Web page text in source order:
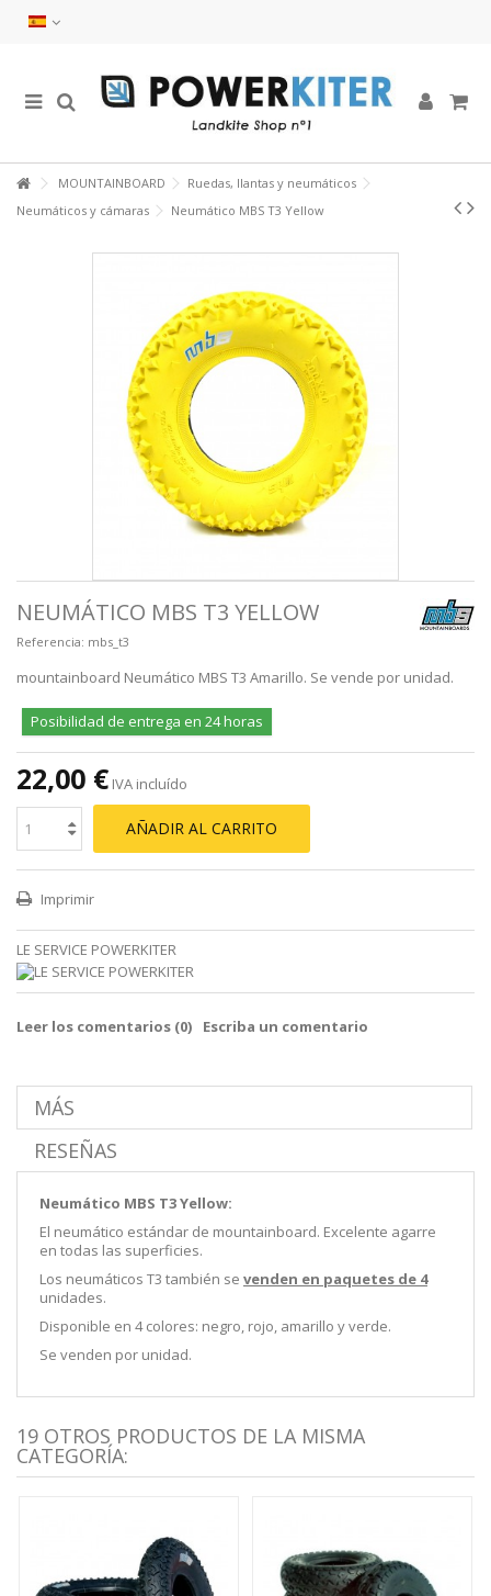
MOUNTAINBOARD
Ruedas, llantas y neumáticos
Neumáticos y cámaras
Neumático MBS T3 Yellow
NEUMÁTICO MBS T3 YELLOW
Referencia: mbs_t3
mountainboard Neumático MBS T3 Amarillo. Se vende por unidad.
Posibilidad de entrega en 24 horas
22,00 € IVA incluído
AÑADIR AL CARRITO
Imprimir
LE SERVICE POWERKITER
Leer los comentarios (0) Escriba un comentario
MÁS
RESEÑAS
Neumático MBS T3 Yellow:
El neumático estándar de mountainboard. Excelente agarre
en todas las superficies.
Los neumáticos T3 también se venden en paquetes de 4
unidades.
Disponible en 4 colores: negro, rojo, amarillo y verde.
Se venden por unidad.
19 OTROS PRODUCTOS DE LA MISMA
CATEGORÍA: